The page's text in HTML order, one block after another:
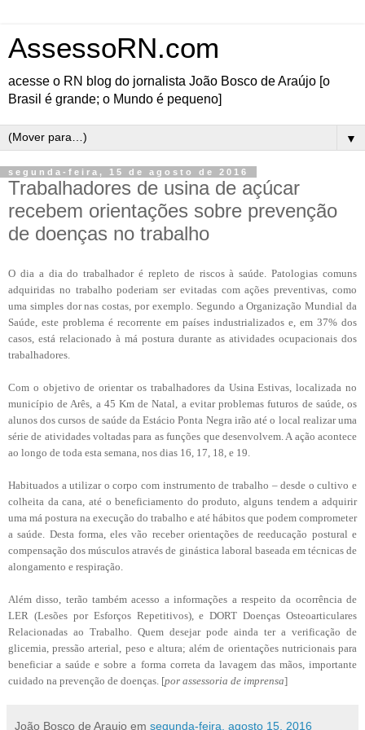
AssessoRN.com
acesse o RN blog do jornalista João Bosco de Araújo [o
Brasil é grande; o Mundo é pequeno]
▼
segunda-feira, 15 de agosto de 2016
Trabalhadores de usina de açúcar
recebem orientações sobre prevenção
de doenças no trabalho
O dia a dia do trabalhador é repleto de riscos à saúde. Patologias comuns
adquiridas no trabalho poderiam ser evitadas com ações preventivas, como
uma simples dor nas costas, por exemplo. Segundo a Organização Mundial da
Saúde, este problema é recorrente em países industrializados e, em 37% dos
casos, está relacionado à má postura durante as atividades ocupacionais dos
trabalhadores.
Com o objetivo de orientar os trabalhadores da Usina Estivas, localizada no
município de Arês, a 45 Km de Natal, a evitar problemas futuros de saúde, os
alunos dos cursos de saúde da Estácio Ponta Negra irão até o local realizar uma
série de atividades voltadas para as funções que desenvolvem. A ação acontece
ao longo de toda esta semana, nos dias 16, 17, 18, e 19.
Habituados a utilizar o corpo com instrumento de trabalho – desde o cultivo e
colheita da cana, até o beneficiamento do produto, alguns tendem a adquirir
uma má postura na execução do trabalho e até hábitos que podem comprometer
a saúde. Desta forma, eles vão receber orientações de reeducação postural e
compensação dos músculos através de ginástica laboral baseada em técnicas de
alongamento e respiração.
Além disso, terão também acesso a informações a respeito da ocorrência de
LER (Lesões por Esforços Repetitivos), e DORT Doenças Osteoarticulares
Relacionadas ao Trabalho. Quem desejar pode ainda ter a verificação de
glicemia, pressão arterial, peso e altura; além de orientações nutricionais para
beneficiar a saúde e sobre a forma correta da lavagem das mãos, importante
cuidado na prevenção de doenças. [por assessoria de imprensa]
João Bosco de Araujo em segunda-feira, agosto 15, 2016